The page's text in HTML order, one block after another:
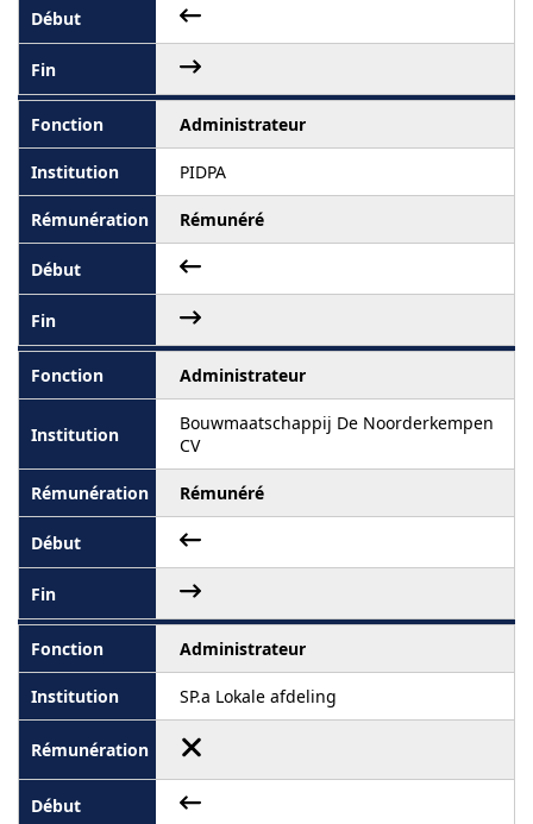
Administrateur
PIDPA
Rémunéré
Administrateur
Bouwmaatschappij De Noorderkempen
CV
Rémunéré
Administrateur
SP.a Lokale afdeling